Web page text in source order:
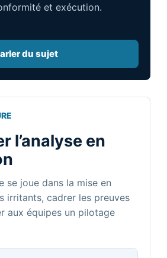
et exécution.
du sujet
l’analyse en
se joue dans la mise en
irritants, cadrer les preuves
aux équipes un pilotage